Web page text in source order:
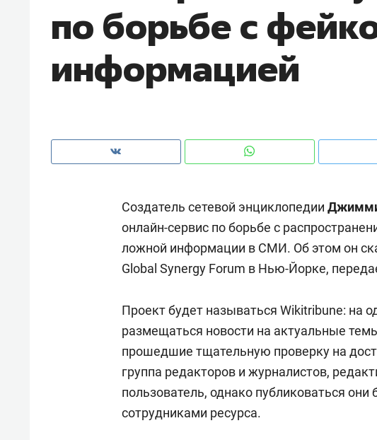
по борьбе с
информацией
Создатель сетевой энциклопедии
онлайн-сервис по борьбе с
ложной информации в СМИ. Об этом он
Global Synergy Forum в Нью-Йорке,
Проект будет называться Wikitribune: на
размещаться новости на актуальные
прошедшие тщательную проверку на
группа редакторов и журналистов,
пользователь, однако публиковаться они
сотрудниками ресурса.
рынки, почему надо знать аксакалов и
чем интересен Оман?
о
Как ГК «МИР ГРУПП» и ВТБ
комфорта под Казанью
150 камер до
безопасность